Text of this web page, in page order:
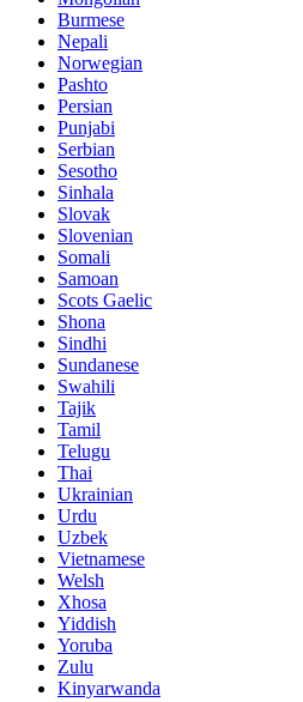
Burmese
Nepali
Norwegian
Pashto
Persian
Punjabi
Serbian
Sesotho
Sinhala
Slovak
Slovenian
Somali
Samoan
Scots Gaelic
Shona
Sindhi
Sundanese
Swahili
Tajik
Tamil
Telugu
Thai
Ukrainian
Urdu
Uzbek
Vietnamese
Welsh
Xhosa
Yiddish
Yoruba
Zulu
Kinyarwanda